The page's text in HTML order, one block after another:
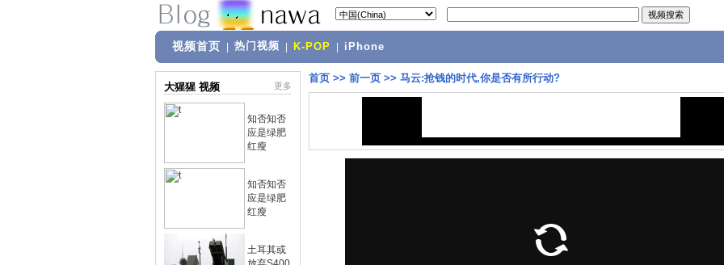
视频首页 热门视频 K-POP iPhone
大猩猩 视频 更多
知否知否
应是绿肥
红瘦
知否知否
应是绿肥
红瘦
土耳其或
首页 >> 前一页 >> 马云:抢钱的时代,你是否有所行动?